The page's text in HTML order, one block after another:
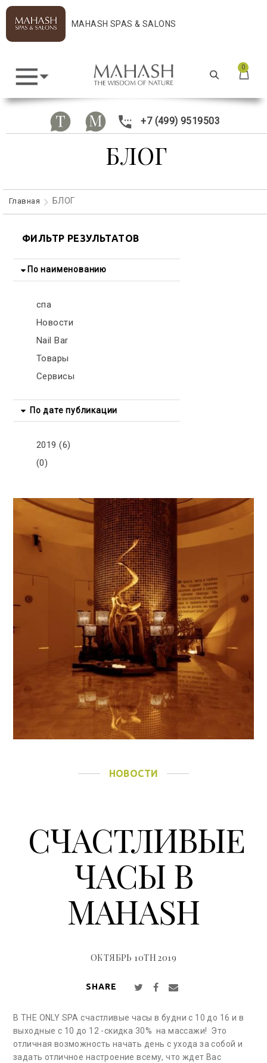
MAHASH SPAS & SALONS
0
+7 (499) 9519503
БЛОГ
Главная БЛОГ
ФИЛЬТР РЕЗУЛЬТАТОВ
По наименованию
спа
Новости
Nail Bar
Товары
Сервисы
По дате публикации
2019 (6)
(0)
НОВОСТИ
СЧАСТЛИВЫЕ
ЧАСЫ В
MAHASH
ОКТЯБРЬ 10TH 2019
SHARE
В THE ONLY SPA счастливые часы в будни с 10 до 16 и в
выходные с 10 до 12 -скидка 30% на массажи! Это
отличная возможность начать день с ухода за собой и
задать отличное настроение всему, что ждет Вас